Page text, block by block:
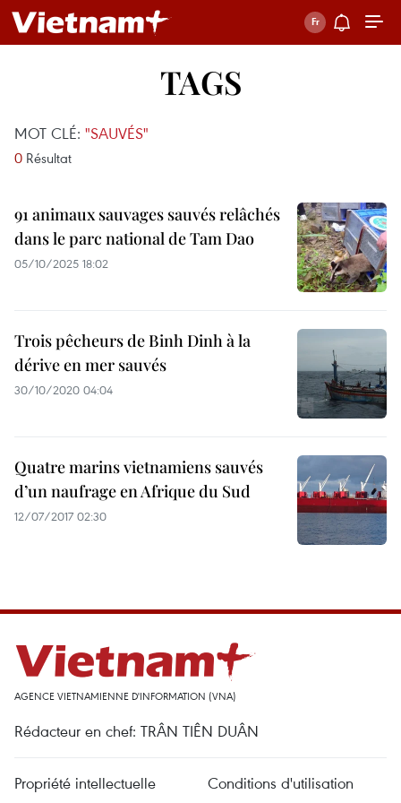
TAGS
MOT CLÉ: "SAUVÉS"
0 Résultat
91 animaux sauvages sauvés relâchés
dans le parc national de Tam Dao
05/10/2025 18:02
Trois pêcheurs de Binh Dinh à la
dérive en mer sauvés
30/10/2020 04:04
Quatre marins vietnamiens sauvés
d’un naufrage en Afrique du Sud
12/07/2017 02:30
AGENCE VIETNAMIENNE D'INFORMATION (VNA)
Rédacteur en chef: TRÂN TIÊN DUÂN
Propriété intellectuelle Conditions d'utilisation